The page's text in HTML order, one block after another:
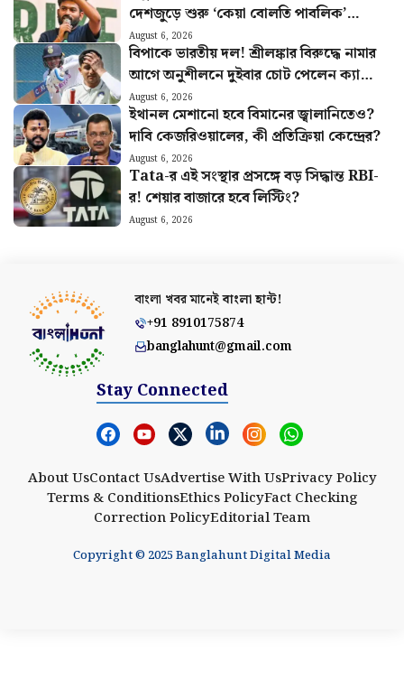
দেশজুড়ে শুরু ‘কেয়া বোলতি পাবলিক’
কর্মসূচি, ঘোষণা অভিজিতের
August 6, 2026
বিপাকে ভারতীয় দল! শ্রীলঙ্কার বিরুদ্ধে নামার
আগে অনুশীলনে দুইবার চোট পেলেন ক্যাপ্টেন
শুভমান গিল
August 6, 2026
ইথানল মেশানো হবে বিমানের জ্বালানিতেও?
দাবি কেজরিওয়ালের, কী প্রতিক্রিয়া কেন্দ্রের?
August 6, 2026
Tata-র এই সংস্থার প্রসঙ্গে বড় সিদ্ধান্ত RBI-
র! শেয়ার বাজারে হবে লিস্টিং?
August 6, 2026
বাংলা খবর মানেইবাংলা হান্ট!
+91 8910175874
banglahunt@gmail.com
Stay Connected
About UsContact UsAdvertise With UsPrivacy Policy
Terms & ConditionsEthics PolicyFact Checking
Correction PolicyEditorial Team
Copyright © 2025 Banglahunt Digital Media